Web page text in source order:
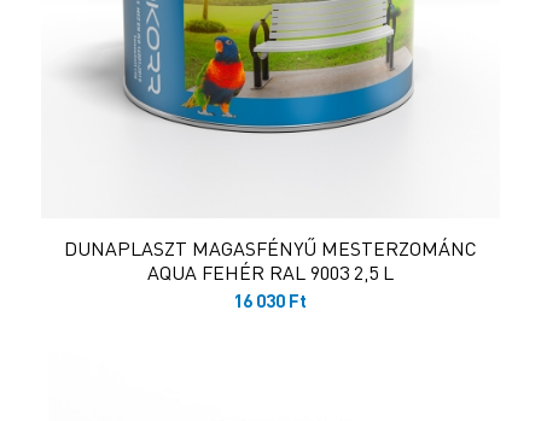
DUNAPLASZT MAGASFÉNYŰ MESTERZOMÁNC
AQUA FEHÉR RAL 9003 2,5 L
16 030 Ft